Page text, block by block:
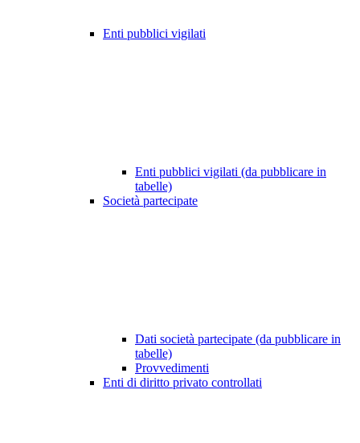
Enti pubblici vigilati
Enti pubblici vigilati (da pubblicare in
tabelle)
Società partecipate
Dati società partecipate (da pubblicare in
tabelle)
Provvedimenti
Enti di diritto privato controllati